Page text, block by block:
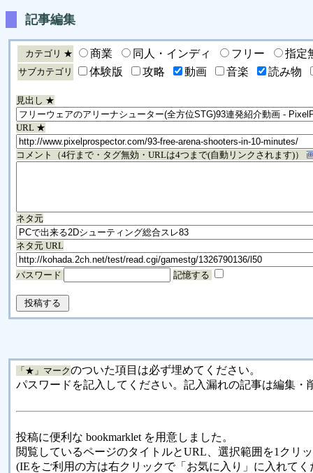
記事編集
カテゴリ ★ 商業 同人・インディ フリー 指定
サブカテゴリ 体験版 攻略 動画 音楽 読み物
見出し ★
URL ★
コメント（4行まで・タグ無効・URLは4つまで(自動リンクされます)）
ネタ元
ネタ元 URL
パスワード 記憶する
「★」マークのついた項目は必ず埋めてください。
パスワードを記入してください。記入漏れの記事は編集・
投稿に便利な bookmarklet を用意しました。
閲覧しているページのタイトルとURL、選択範囲を1クリ
(IEをご利用の方は右クリックで「お気に入り」に入れてく